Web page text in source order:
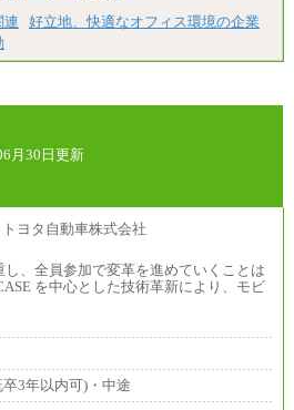
連
好立地、快適なオフィス環境の企業
月30日更新
、全員参加で変革を進めていくことは
を中心とした技術革新により、モビ
3年以内可)・中途